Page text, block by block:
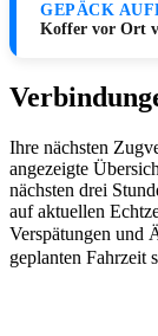
GEPÄCK
Koffer vor Ort
Ihre nächsten
angezeigte
nächsten drei
auf aktuellen
Verspätungen und
geplanten Fahrzeit